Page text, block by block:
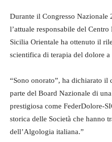
Durante il Congresso Nazionale
l’attuale responsabile del
Sicilia Orientale ha ottenuto il
scientifica di terapia del dolore
“Sono onorato”, ha dichiarato il
parte del Board Nazionale di
prestigiosa come FederDolore-
storica delle Società che hanno
dell’Algologia italiana.”